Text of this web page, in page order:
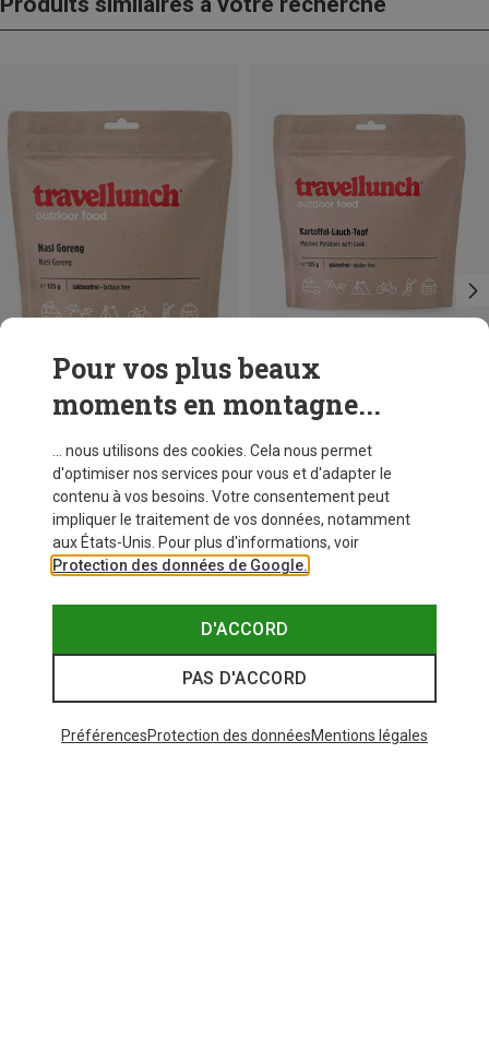
Vous économisez 20% Vous économisez 14%
Pour vos plus beaux
moments en montagne...
... nous utilisons des cookies. Cela nous permet
d'optimiser nos services pour vous et d'adapter le
contenu à vos besoins. Votre consentement peut
impliquer le traitement de vos données, notamment
aux États-Unis. Pour plus d'informations, voir
Protection des données de Google.
D'ACCORD
PAS D'ACCORD
PréférencesProtection des donnéesMentions légales